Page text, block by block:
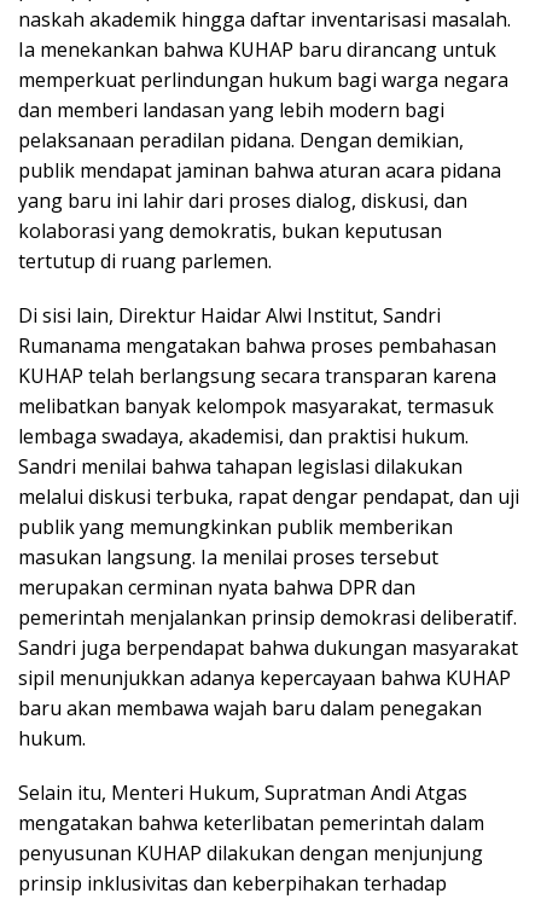
naskah akademik hingga daftar inventarisasi masalah.
Ia menekankan bahwa KUHAP baru dirancang untuk
memperkuat perlindungan hukum bagi warga negara
dan memberi landasan yang lebih modern bagi
pelaksanaan peradilan pidana. Dengan demikian,
publik mendapat jaminan bahwa aturan acara pidana
yang baru ini lahir dari proses dialog, diskusi, dan
kolaborasi yang demokratis, bukan keputusan
tertutup di ruang parlemen.
Di sisi lain, Direktur Haidar Alwi Institut, Sandri
Rumanama mengatakan bahwa proses pembahasan
KUHAP telah berlangsung secara transparan karena
melibatkan banyak kelompok masyarakat, termasuk
lembaga swadaya, akademisi, dan praktisi hukum.
Sandri menilai bahwa tahapan legislasi dilakukan
melalui diskusi terbuka, rapat dengar pendapat, dan uji
publik yang memungkinkan publik memberikan
masukan langsung. Ia menilai proses tersebut
merupakan cerminan nyata bahwa DPR dan
pemerintah menjalankan prinsip demokrasi deliberatif.
Sandri juga berpendapat bahwa dukungan masyarakat
sipil menunjukkan adanya kepercayaan bahwa KUHAP
baru akan membawa wajah baru dalam penegakan
hukum.
Selain itu, Menteri Hukum, Supratman Andi Atgas
mengatakan bahwa keterlibatan pemerintah dalam
penyusunan KUHAP dilakukan dengan menjunjung
prinsip inklusivitas dan keberpihakan terhadap